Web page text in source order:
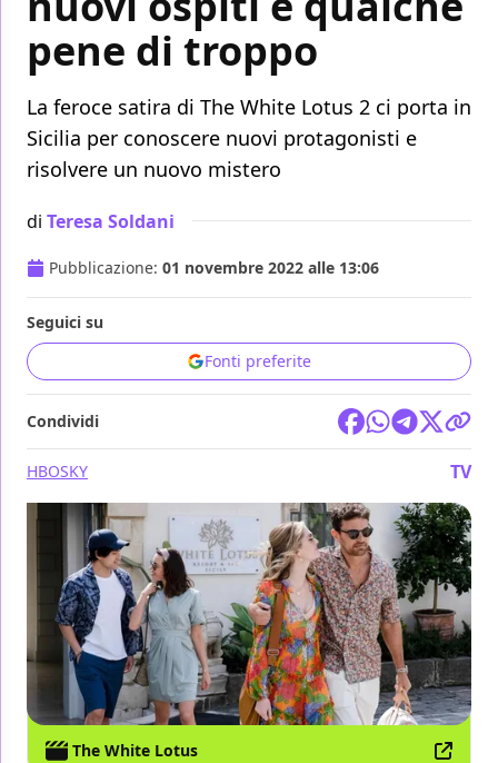
pene di troppo
La feroce satira di The White Lotus 2 ci porta in
Sicilia per conoscere nuovi protagonisti e
risolvere un nuovo mistero
di Teresa Soldani
Pubblicazione: 01 novembre 2022 alle 13:06
Seguici su
Fonti preferite
Condividi
HBOSKY TV
The White Lotus